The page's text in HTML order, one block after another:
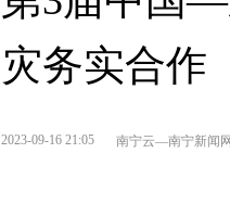
灾务实合作
2023-09-16 21:05 南宁云—南宁新闻网